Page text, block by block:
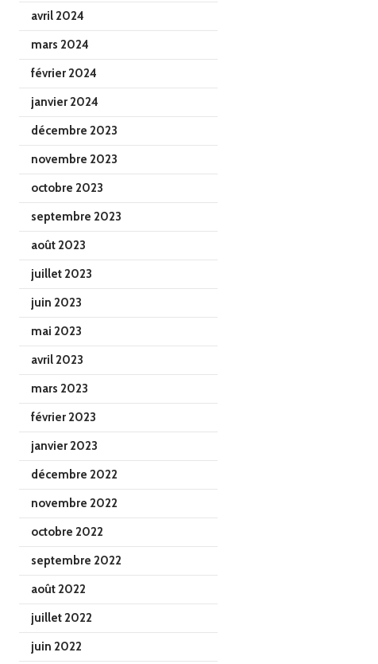
avril 2024
mars 2024
février 2024
janvier 2024
décembre 2023
novembre 2023
octobre 2023
septembre 2023
août 2023
juillet 2023
juin 2023
mai 2023
avril 2023
mars 2023
février 2023
janvier 2023
décembre 2022
novembre 2022
octobre 2022
septembre 2022
août 2022
juillet 2022
juin 2022